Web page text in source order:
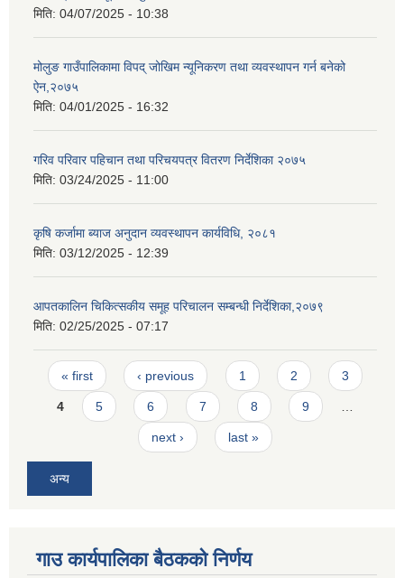
मिति: 04/07/2025 - 10:38
मोलुङ गाउँपालिकामा विपद् जोखिम न्यूनिकरण तथा व्यवस्थापन गर्न बनेको
ऐन,२०७५
मिति: 04/01/2025 - 16:32
गरिव परिवार पहिचान तथा परिचयपत्र वितरण निर्देशिका २०७५
मिति: 03/24/2025 - 11:00
कृषि कर्जामा ब्याज अनुदान व्यवस्थापन कार्यविधि, २०८१
मिति: 03/12/2025 - 12:39
आपतकालिन चिकित्सकीय समूह परिचालन सम्बन्धी निर्देशिका,२०७९
मिति: 02/25/2025 - 07:17
Pages
« first ‹ previous 1 2 3
4 5 6 7 8 9
next › last »
अन्य
गाउ कार्यपालिका बैठकको निर्णय